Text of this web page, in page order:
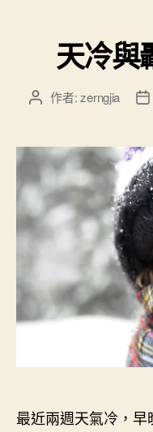
天冷與
文
者
作者:zerngjia
文
最近兩週天氣冷，早